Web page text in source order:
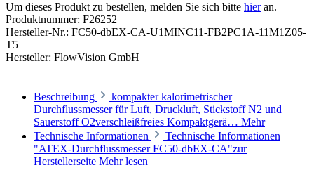
Um dieses Produkt zu bestellen, melden Sie sich bitte hieran.
Produktnummer: F26252
Hersteller-Nr.: FC50-dbEX-CA-U1MINC11-FB2PC1A-11M1Z05-
T5
Hersteller: FlowVision GmbH
Beschreibung
kompakter kalorimetrischer
Durchflussmesser für Luft, Druckluft, Stickstoff N2 und
Sauerstoff O2verschleißfreies Kompaktgerä… Mehr
Technische Informationen
Technische Informationen
"ATEX-Durchflussmesser FC50-dbEX-CA"zur
Herstellerseite Mehr lesen